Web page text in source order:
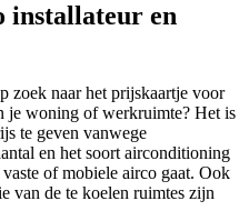
installateur en
zoek naar het prijskaartje voor
je woning of werkruimte? Het is
te geven vanwege
en het soort airconditioning
of mobiele airco gaat. Ook
van de te koelen ruimtes zijn